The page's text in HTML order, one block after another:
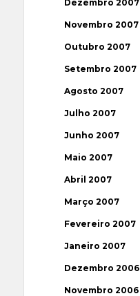
Dezembro 2007
Novembro 2007
Outubro 2007
Setembro 2007
Agosto 2007
Julho 2007
Junho 2007
Maio 2007
Abril 2007
Março 2007
Fevereiro 2007
Janeiro 2007
Dezembro 2006
Novembro 2006